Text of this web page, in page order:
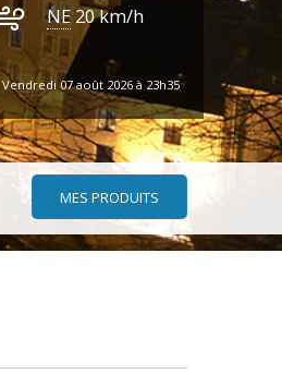
NE 20km/h
Vendredi 07 août 2026 à 23h35
MES PRODUITS